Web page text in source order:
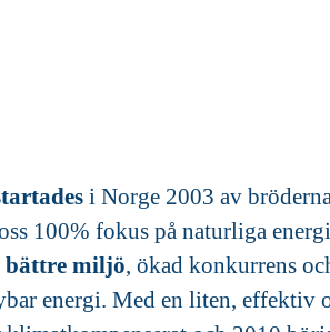
i Norge 2003 av
100% fokus på naturliga
miljö, ökad konkurrens
energi. Med en liten, effektiv